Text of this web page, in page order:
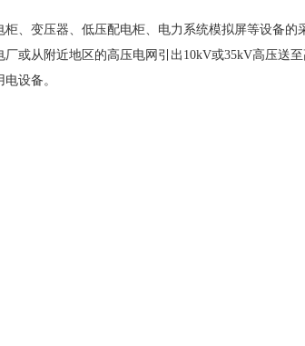
、变压器、低压配电柜、电力系统模拟屏等设备的
或从附近地区的高压电网引出10kV或35kV高压送
设备。